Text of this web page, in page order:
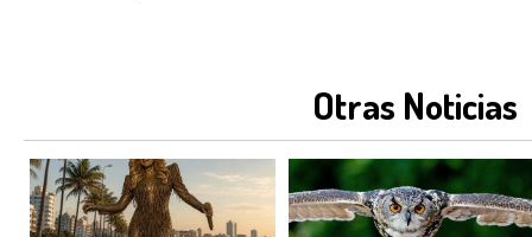
Otras Noticias